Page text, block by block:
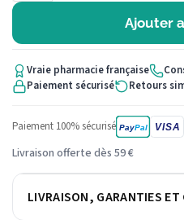
Ajouter
Vraie pharmacie française
Paiement sécurisé
Retours
Paiement 100% sécurisé PayPal VISA
Livraison offerte dès 59 €
LIVRAISON, GARANTIES ET